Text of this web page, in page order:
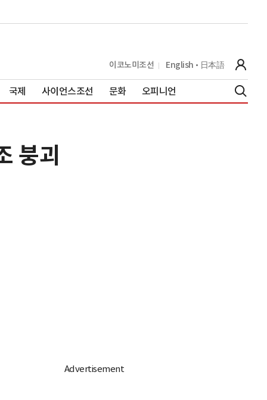
이코노미조선 English 日本語
국제 사이언스조선 문화 오피니언
붕괴